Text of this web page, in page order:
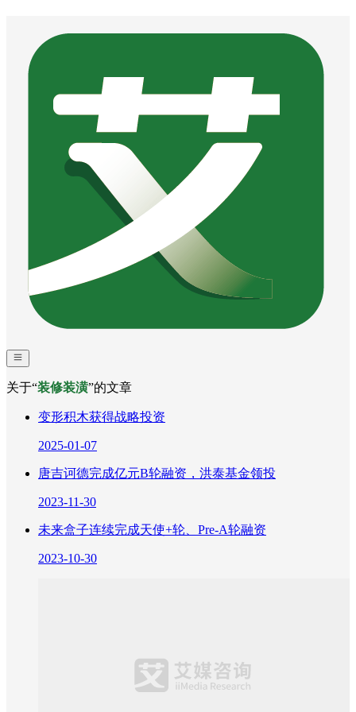
关于“装修装潢”的文章
变形积木获得战略投资
2025-01-07
唐吉诃德完成亿元B轮融资，洪泰基金领投
2023-11-30
未来盒子连续完成天使+轮、Pre-A轮融资
2023-10-30